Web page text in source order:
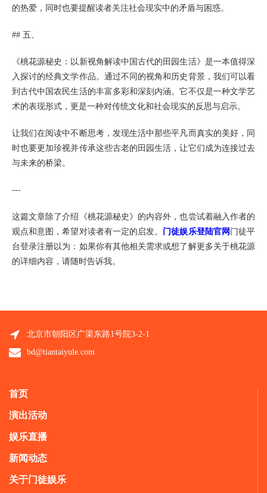
的热爱，同时也要提醒读者关注社会现实中的矛盾与困惑。
## 五、
《桃花源秘史：以新视角解读中国古代的田园生活》是一本值得深
入探讨的经典文学作品。通过不同的视角和历史背景，我们可以看
到古代中国农民生活的丰富多彩和深刻内涵。它不仅是一种文学艺
术的表现形式，更是一种对传统文化和社会现实的反思与启示。
让我们在阅读中不断思考，发现生活中那些平凡而真实的美好，同
时也要更加珍视并传承这些古老的田园生活，让它们成为连接过去
与未来的桥梁。
---
这篇文章除了介绍《桃花源秘史》的内容外，也尝试着融入作者的
观点和意图，希望对读者有一定的启发。 门徒娱乐登陆官网 门徒平
台登录注册以为：如果你有其他相关需求或想了解更多关于桃花源
的详细内容，请随时告诉我。
北京市朝阳区广渠东路1号院3-2-1
bd@tiantaiyule.com
首页
演出活动
娱乐直播
新闻动态
关于门徒娱乐